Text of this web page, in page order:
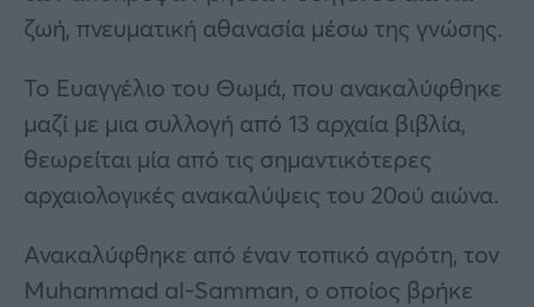
ζωή, πνευματική αθανασία μέσω της γνώσης.
Το Ευαγγέλιο του Θωμά, που ανακαλύφθηκε
μαζί με μια συλλογή από 13 αρχαία βιβλία,
θεωρείται μία από τις σημαντικότερες
αρχαιολογικές ανακαλύψεις του 20ού αιώνα.
Ανακαλύφθηκε από έναν τοπικό αγρότη, τον
Muhammad al-Samman, ο οποίος βρήκε